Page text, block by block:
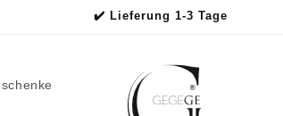
✔️ Lieferung 1-3 Tage